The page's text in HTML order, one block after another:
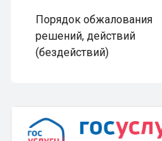
Порядок обжалования
решений, действий
(бездействий)